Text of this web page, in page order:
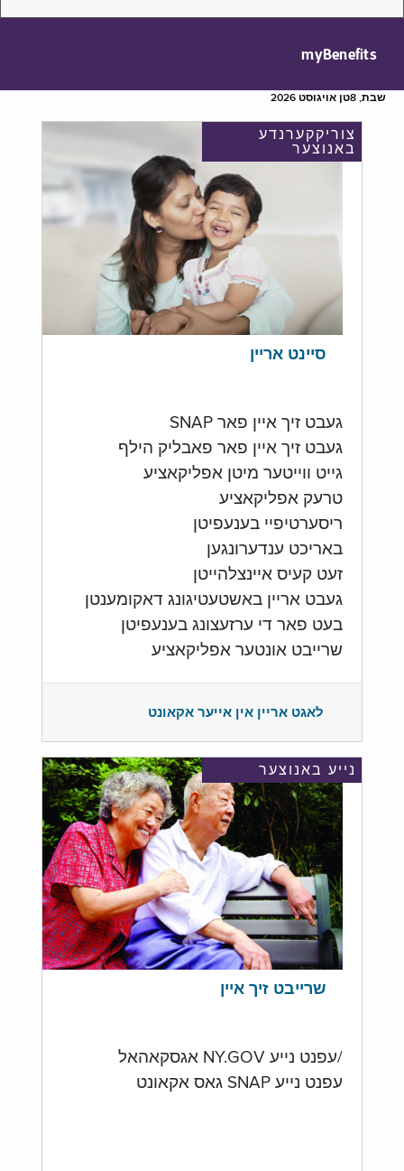
myBenefits
שבת, 8טן אויגוסט 2026
צוריקקערנדע
באנוצער
סיינט אריין
געבט זיך איין פאר SNAP
געבט זיך איין פאר פאבליק הילף
גייט ווייטער מיטן אפליקאציע
טרעק אפליקאציע
ריסערטיפיי בענעפיטן
באריכט ענדערונגען
זעט קעיס איינצלהייטן
געבט אריין באשטעטיגונג דאקומענטן
בעט פאר די ערזעצונג בענעפיטן
שרייבט אונטער אפליקאציע
לאגט אריין אין אייער אקאונט
נייע באנוצער
שרייבט זיך איין
/עפנט נייע NY.GOV אגסקאהאל
עפנט נייע SNAP גאס אקאונט